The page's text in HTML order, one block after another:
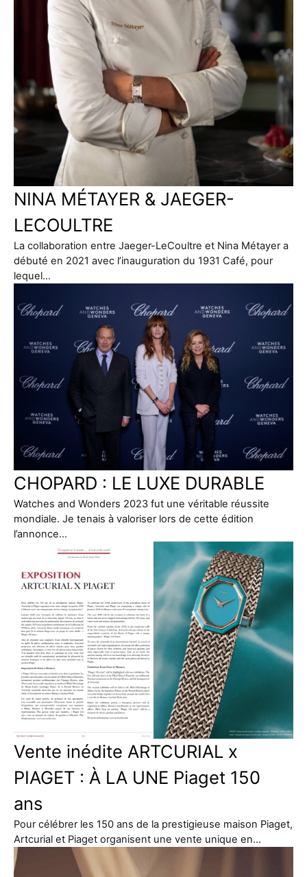
NINA MÉTAYER & JAEGER-
LECOULTRE
La collaboration entre Jaeger-LeCoultre et Nina Métayer a
débuté en 2021 avec l’inauguration du 1931 Café, pour
lequel…
CHOPARD : LE LUXE DURABLE
Watches and Wonders 2023 fut une véritable réussite
mondiale. Je tenais à valoriser lors de cette édition
l’annonce…
Vente inédite ARTCURIAL x
PIAGET : À LA UNE Piaget 150
ans
Pour célébrer les 150 ans de la prestigieuse maison Piaget,
Artcurial et Piaget organisent une vente unique en…